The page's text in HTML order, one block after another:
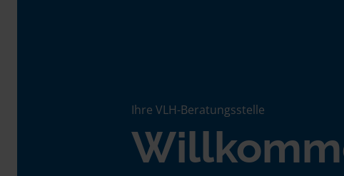
Ihre VLH-Beratungsstelle